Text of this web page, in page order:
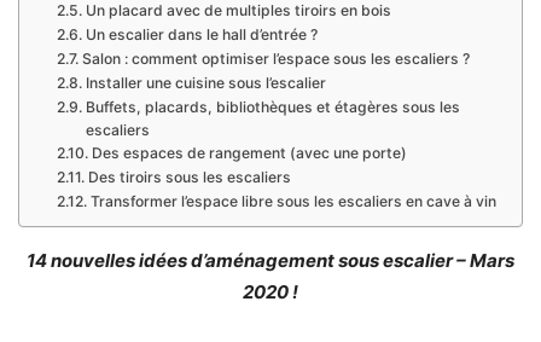
Un placard avec de multiples tiroirs en bois
Un escalier dans le hall d’entrée ?
Salon : comment optimiser l’espace sous les escaliers ?
Installer une cuisine sous l’escalier
Buffets, placards, bibliothèques et étagères sous les
escaliers
Des espaces de rangement (avec une porte)
Des tiroirs sous les escaliers
Transformer l’espace libre sous les escaliers en cave à vin
14 nouvelles idées d’aménagement sous escalier – Mars
2020 !